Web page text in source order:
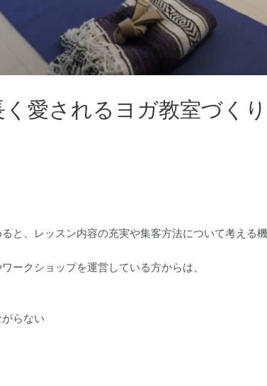
愛されるヨガ教室づく
と、レッスン内容の充実や集客方法について考える機
ークショップを運営している方からは、
らない